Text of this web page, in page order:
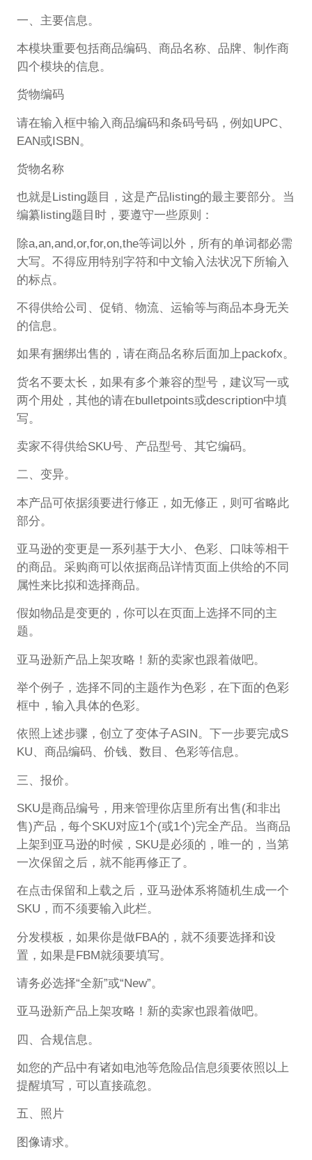
一、主要信息。
本模块重要包括商品编码、商品名称、品牌、制作商
四个模块的信息。
货物编码
请在输入框中输入商品编码和条码号码，例如UPC、
EAN或ISBN。
货物名称
也就是Listing题目，这是产品listing的最主要部分。当
编纂listing题目时，要遵守一些原则：
除a,an,and,or,for,on,the等词以外，所有的单词都必需
大写。不得应用特别字符和中文输入法状况下所输入
的标点。
不得供给公司、促销、物流、运输等与商品本身无关
的信息。
如果有捆绑出售的，请在商品名称后面加上packofx。
货名不要太长，如果有多个兼容的型号，建议写一或
两个用处，其他的请在bulletpoints或description中填
写。
卖家不得供给SKU号、产品型号、其它编码。
二、变异。
本产品可依据须要进行修正，如无修正，则可省略此
部分。
亚马逊的变更是一系列基于大小、色彩、口味等相干
的商品。采购商可以依据商品详情页面上供给的不同
属性来比拟和选择商品。
假如物品是变更的，你可以在页面上选择不同的主
题。
亚马逊新产品上架攻略！新的卖家也跟着做吧。
举个例子，选择不同的主题作为色彩，在下面的色彩
框中，输入具体的色彩。
依照上述步骤，创立了变体子ASIN。下一步要完成S
KU、商品编码、价钱、数目、色彩等信息。
三、报价。
SKU是商品编号，用来管理你店里所有出售(和非出
售)产品，每个SKU对应1个(或1个)完全产品。当商品
上架到亚马逊的时候，SKU是必须的，唯一的，当第
一次保留之后，就不能再修正了。
在点击保留和上载之后，亚马逊体系将随机生成一个
SKU，而不须要输入此栏。
分发模板，如果你是做FBA的，就不须要选择和设
置，如果是FBM就须要填写。
请务必选择“全新”或“New”。
亚马逊新产品上架攻略！新的卖家也跟着做吧。
四、合规信息。
如您的产品中有诸如电池等危险品信息须要依照以上
提醒填写，可以直接疏忽。
五、照片
图像请求。